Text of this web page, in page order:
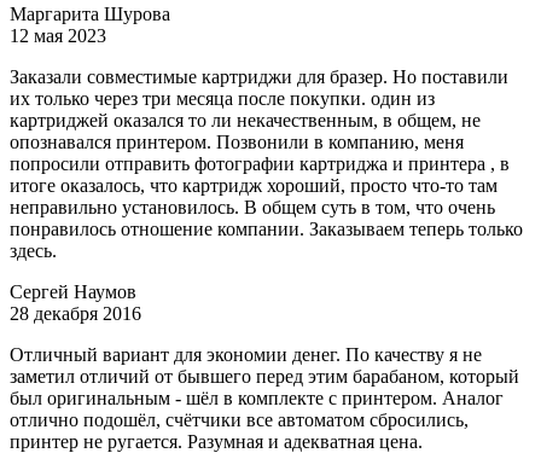
Маргарита Шурова
12 мая 2023
Заказали совместимые картриджи для бразер. Но поставили
их только через три месяца после покупки. один из
картриджей оказался то ли некачественным, в общем, не
опознавался принтером. Позвонили в компанию, меня
попросили отправить фотографии картриджа и принтера , в
итоге оказалось, что картридж хороший, просто что-то там
неправильно установилось. В общем суть в том, что очень
понравилось отношение компании. Заказываем теперь только
здесь.
Сергей Наумов
28 декабря 2016
Отличный вариант для экономии денег. По качеству я не
заметил отличий от бывшего перед этим барабаном, который
был оригинальным - шёл в комплекте с принтером. Аналог
отлично подошёл, счётчики все автоматом сбросились,
принтер не ругается. Разумная и адекватная цена.